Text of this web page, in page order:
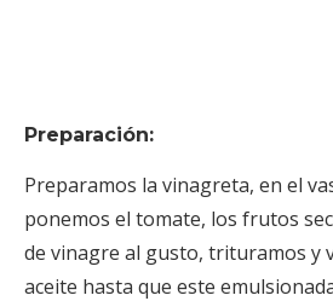
Preparación:
Preparamos la vinagreta, en el
ponemos el tomate, los frutos
de vinagre al gusto, trituramos y
aceite hasta que este